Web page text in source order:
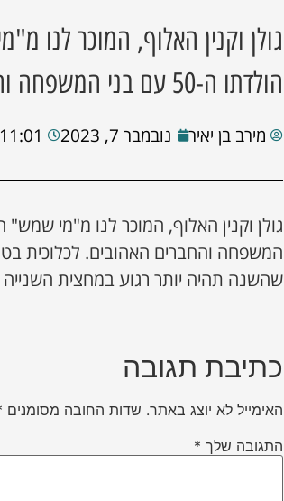
גולן וקנין האלוף, המוכר לנו
הולדתו ה-50 עם בני המשפחה והחברים האהובים
מירב בן יאיר נובמבר 7, 2023 11:01 pm
המשפחה והחברים האהובים. לכלוכית
שהשנה תהיה יותר רגוע במחצית
כתיבת תגובה
האימייל לא יוצג באתר. שדות החובה מסומנים
התגובה שלך *